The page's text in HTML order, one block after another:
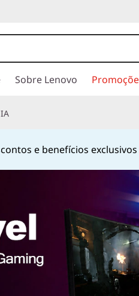
Sobre Lenovo
+55 13 4042 0656ou
Currently